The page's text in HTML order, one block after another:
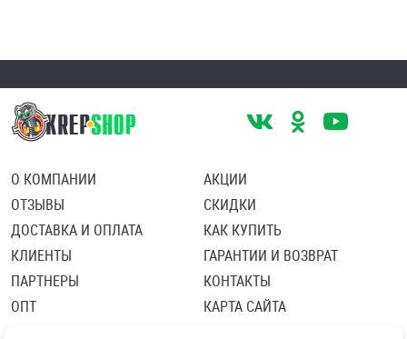
О КОМПАНИИ
ОТЗЫВЫ
ДОСТАВКА И ОПЛАТА
КЛИЕНТЫ
ПАРТНЕРЫ
ОПТ
АКЦИИ
СКИДКИ
КАК КУПИТЬ
ГАРАНТИИ И ВОЗВРАТ
КОНТАКТЫ
КАРТА САЙТА